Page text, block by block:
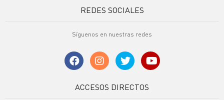
REDES SOCIALES
Síguenos en nuestras redes
ACCESOS DIRECTOS